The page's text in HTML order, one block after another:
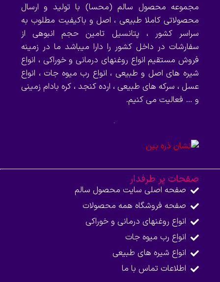
مجموعه محصول سالم (محسا) با تولید و ارسال
محصولاتی کاملا طبیعی ، اصل و باکیفیت مطلوب به
سراسر کشور ، پتانسیل تامین حجم انبوهی از
سفارشات در داخل کشور را دارا میباشد ما در زمینه
فروش مستقیم انواع روغنهای درمانی و خوراکی ، انواع
شیره های اصل و طبیعی ، انواع رب میوه جات ، انواع
عسل ، سرکه های طبیعی ، ارده کنجد ، کره بادام زمینی
و … فعالیت می کنیم.
صفحات پر طرفدار
صفحه اصلی سایت محصول سالم
صفحه فروشگاه همه محصولات​
انواع روغنهای درمانی و خوراکی
انواع رب میوه جات
انواع شیره های طبیعی
اطلاعات تماس با ما​